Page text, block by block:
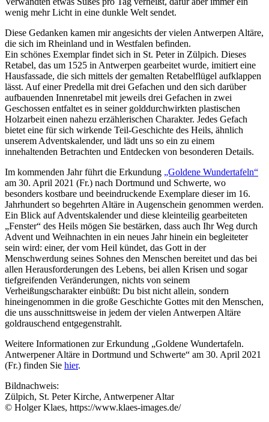
wenig mehr Licht in eine dunkle Welt sendet.
Diese Gedanken kamen mir angesichts der vielen Antwerpen Altäre,
die sich im Rheinland und in Westfalen befinden.
Ein schönes Exemplar findet sich in St. Peter in Zülpich. Dieses
Retabel, das um 1525 in Antwerpen gearbeitet wurde, imitiert eine
Hausfassade, die sich mittels der gemalten Retabelflügel aufklappen
lässt. Auf einer Predella mit drei Gefachen und den sich darüber
aufbauenden Innenretabel mit jeweils drei Gefachen in zwei
Geschossen entfaltet es in seiner golddurchwirkten plastischen
Holzarbeit einen nahezu erzählerischen Charakter. Jedes Gefach
bietet eine für sich wirkende Teil-Geschichte des Heils, ähnlich
unserem Adventskalender, und lädt uns so ein zu einem
innehaltenden Betrachten und Entdecken von besonderen Details.
Im kommenden Jahr führt die Erkundung „Goldene Wundertafeln“
am 30. April 2021 (Fr.) nach Dortmund und Schwerte, wo
besonders kostbare und beeindruckende Exemplare dieser im 16.
Jahrhundert so begehrten Altäre in Augenschein genommen werden.
Ein Blick auf Adventskalender und diese kleinteilig gearbeiteten
„Fenster“ des Heils mögen Sie bestärken, dass auch Ihr Weg durch
Advent und Weihnachten in ein neues Jahr hinein ein begleiteter
sein wird: einer, der vom Heil kündet, das Gott in der
Menschwerdung seines Sohnes den Menschen bereitet und das bei
allen Herausforderungen des Lebens, bei allen Krisen und sogar
tiefgreifenden Veränderungen, nichts von seinem
Verheißungscharakter einbüßt: Du bist nicht allein, sondern
hineingenommen in die große Geschichte Gottes mit den Menschen,
die uns ausschnittsweise in jedem der vielen Antwerpen Altäre
goldrauschend entgegenstrahlt.
Weitere Informationen zur Erkundung „Goldene Wundertafeln.
Antwerpener Altäre in Dortmund und Schwerte“ am 30. April 2021
(Fr.) finden Sie hier.
Bildnachweis:
Zülpich, St. Peter Kirche, Antwerpener Altar
© Holger Klaes, https://www.klaes-images.de/